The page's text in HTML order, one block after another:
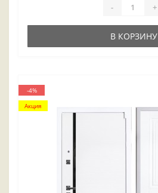
- +
В КОРЗИНУ
-4%
Акция